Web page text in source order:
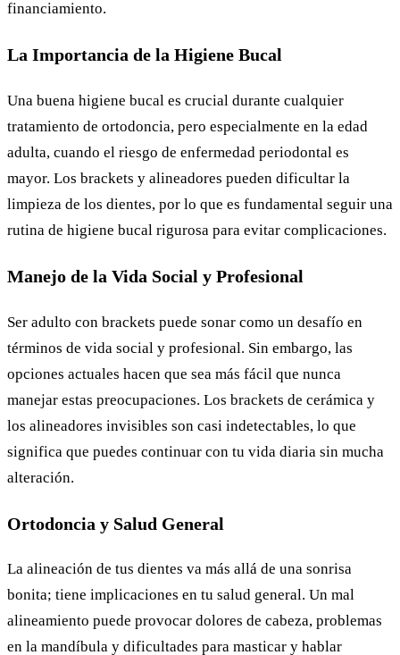
financiamiento.
La Importancia de la Higiene Bucal
Una buena higiene bucal es crucial durante cualquier
tratamiento de ortodoncia, pero especialmente en la edad
adulta, cuando el riesgo de enfermedad periodontal es
mayor. Los brackets y alineadores pueden dificultar la
limpieza de los dientes, por lo que es fundamental seguir una
rutina de higiene bucal rigurosa para evitar complicaciones.
Manejo de la Vida Social y Profesional
Ser adulto con brackets puede sonar como un desafío en
términos de vida social y profesional. Sin embargo, las
opciones actuales hacen que sea más fácil que nunca
manejar estas preocupaciones. Los brackets de cerámica y
los alineadores invisibles son casi indetectables, lo que
significa que puedes continuar con tu vida diaria sin mucha
alteración.
Ortodoncia y Salud General
La alineación de tus dientes va más allá de una sonrisa
bonita; tiene implicaciones en tu salud general. Un mal
alineamiento puede provocar dolores de cabeza, problemas
en la mandíbula y dificultades para masticar y hablar